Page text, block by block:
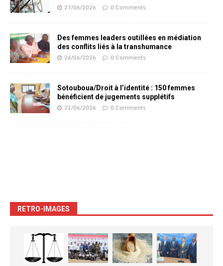
27/06/2026 0 Comments
Des femmes leaders outillées en médiation
des conflits liés à la transhumance
26/06/2026 0 Comments
Sotouboua/Droit à l’identité : 150 femmes
bénéficient de jugements supplétifs
21/06/2026 0 Comments
RETRO-IMAGES